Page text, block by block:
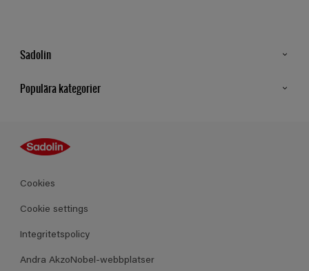
Sadolin
Populära kategorier
Guides
Kulörer
Produkter
Cookies
Cookie settings
Integritetspolicy
Andra AkzoNobel-webbplatser